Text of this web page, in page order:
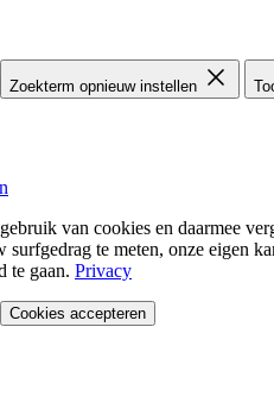
Zoekterm opnieuw instellen
van cookies en daarmee
surfgedrag te meten, onze eigen
te gaan. Privacy
Cookies accepteren